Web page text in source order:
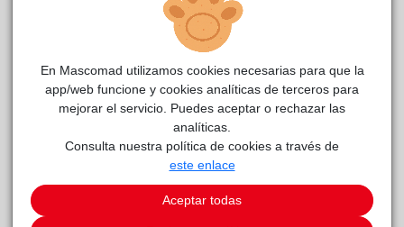
reside actualmente en el centro de acogida
de Protección Animal
En Mascomad utilizamos cookies necesarias para que la
app/web funcione y cookies analíticas de terceros para
mejorar el servicio. Puedes aceptar o rechazar las
analíticas.
Consulta nuestra política de cookies a través de
este enlace
Aceptar todas